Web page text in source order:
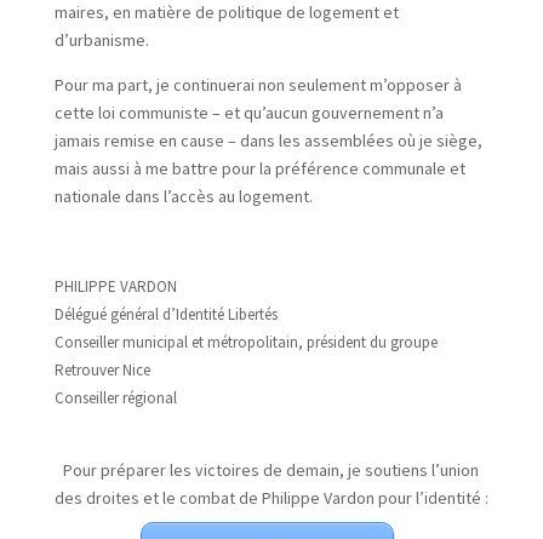
maires, en matière de politique de logement et
d’urbanisme.
Pour ma part, je continuerai non seulement m’opposer à
cette loi communiste – et qu’aucun gouvernement n’a
jamais remise en cause – dans les assemblées où je siège,
mais aussi à me battre pour la préférence communale et
nationale dans l’accès au logement.
PHILIPPE VARDON
Délégué général d’Identité Libertés
Conseiller municipal et métropolitain, président du groupe
Retrouver Nice
Conseiller régional
Pour préparer les victoires de demain, je soutiens l’union
des droites et le combat de Philippe Vardon pour l’identité :